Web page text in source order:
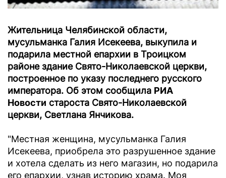
Жительница Челябинской области,
мусульманка Галия Исекеева, выкупила и
подарила местной епархии в Троицком
районе здание Свято-Николаевской церкви,
построенное по указу последнего русского
императора. Об этом сообщила РИА
Новости староста Свято-Николаевской
церкви, Светлана Янчикова.
"Местная женщина, мусульманка Галия
Исекеева, приобрела это разрушенное здание
и хотела сделать из него магазин, но подарила
его епархии, узнав историю храма. Моя